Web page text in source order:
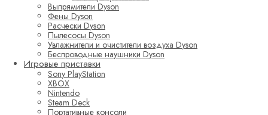
Выпрямители Dyson
Фены Dyson
Расчески Dyson
Пылесосы Dyson
Увлажнители и очистители воздуха Dyson
Беспроводные наушники Dyson
Игровые приставки
Sony PlayStation
XBOX
Nintendo
Steam Deck
Портативные консоли